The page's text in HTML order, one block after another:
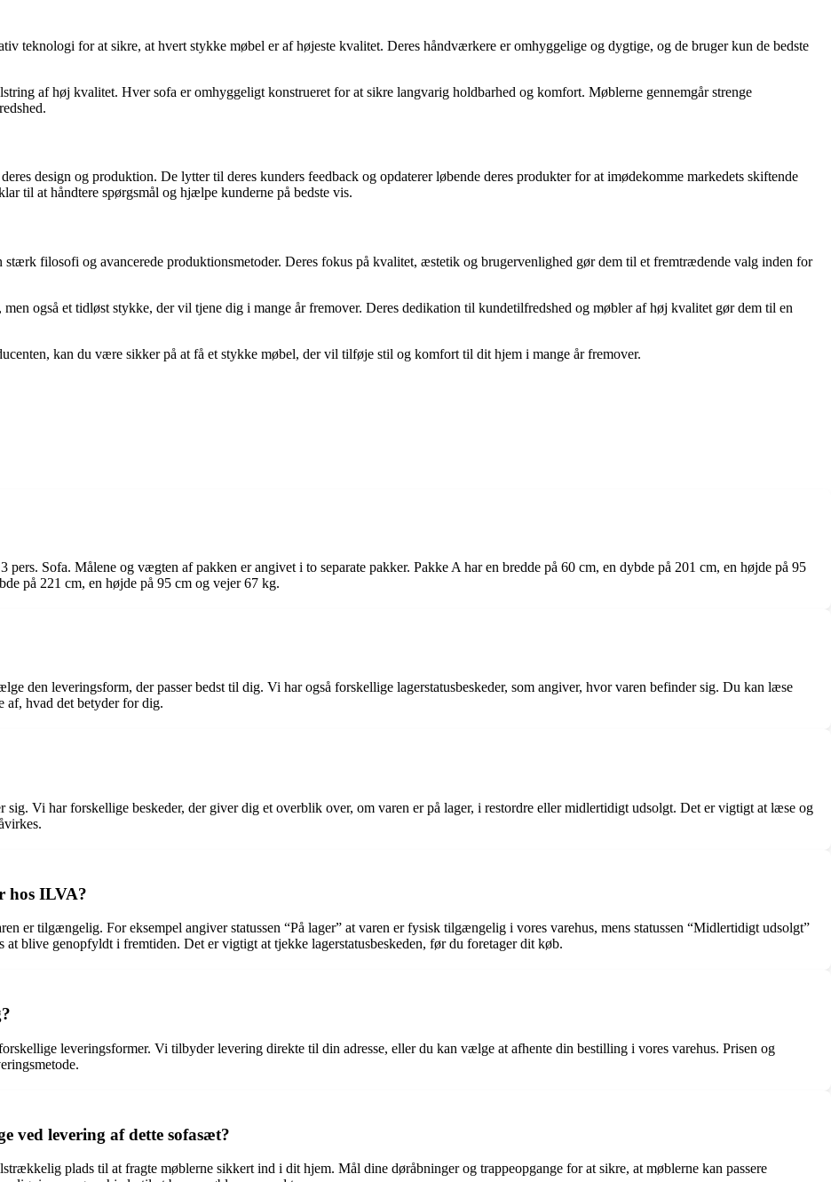
teknologi for at sikre, at hvert stykke møbel er af højeste kvalitet. Deres håndværkere er omhyggelige og dygtige, og de bruger kun de bedste
af høj kvalitet. Hver sofa er omhyggeligt konstrueret for at sikre langvarig holdbarhed og komfort. Møblerne gennemgår strenge
design og produktion. De lytter til deres kunders feedback og opdaterer løbende deres produkter for at imødekomme markedets skiftende
til at håndtere spørgsmål og hjælpe kunderne på bedste vis.
stærk filosofi og avancerede produktionsmetoder. Deres fokus på kvalitet, æstetik og brugervenlighed gør dem til et fremtrædende valg inden for
også et tidløst stykke, der vil tjene dig i mange år fremover. Deres dedikation til kundetilfredshed og møbler af høj kvalitet gør dem til en
kan du være sikker på at få et stykke møbel, der vil tilføje stil og komfort til dit hjem i mange år fremover.
Sofa. Målene og vægten af pakken er angivet i to separate pakker. Pakke A har en bredde på 60 cm, en dybde på 201 cm, en højde på 95
på 221 cm, en højde på 95 cm og vejer 67 kg.
den leveringsform, der passer bedst til dig. Vi har også forskellige lagerstatusbeskeder, som angiver, hvor varen befinder sig. Du kan læse
af, hvad det betyder for dig.
sig. Vi har forskellige beskeder, der giver dig et overblik over, om varen er på lager, i restordre eller midlertidigt udsolgt. Det er vigtigt at læse og
hos ILVA?
er tilgængelig. For eksempel angiver statussen “På lager” at varen er fysisk tilgængelig i vores varehus, mens statussen “Midlertidigt udsolgt”
blive genopfyldt i fremtiden. Det er vigtigt at tjekke lagerstatusbeskeden, før du foretager dit køb.
leveringsformer. Vi tilbyder levering direkte til din adresse, eller du kan vælge at afhente din bestilling i vores varehus. Prisen og
ved levering af dette sofasæt?
plads til at fragte møblerne sikkert ind i dit hjem. Mål dine døråbninger og trappeopgange for at sikre, at møblerne kan passere